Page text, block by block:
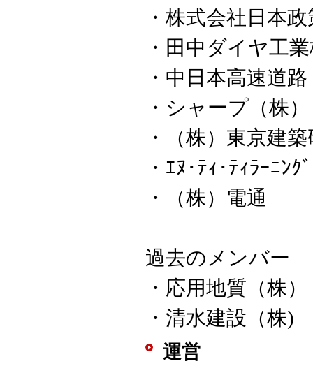
・株式会社日本
・田中ダイヤ工
・中日本高速道
・シャープ（株）
・（株）東京建
・ｴﾇ･ﾃｨ･ﾃｨﾗｰﾆﾝ
・（株）電通
過去のメンバー
・応用地質（株）
・清水建設（株)
運営